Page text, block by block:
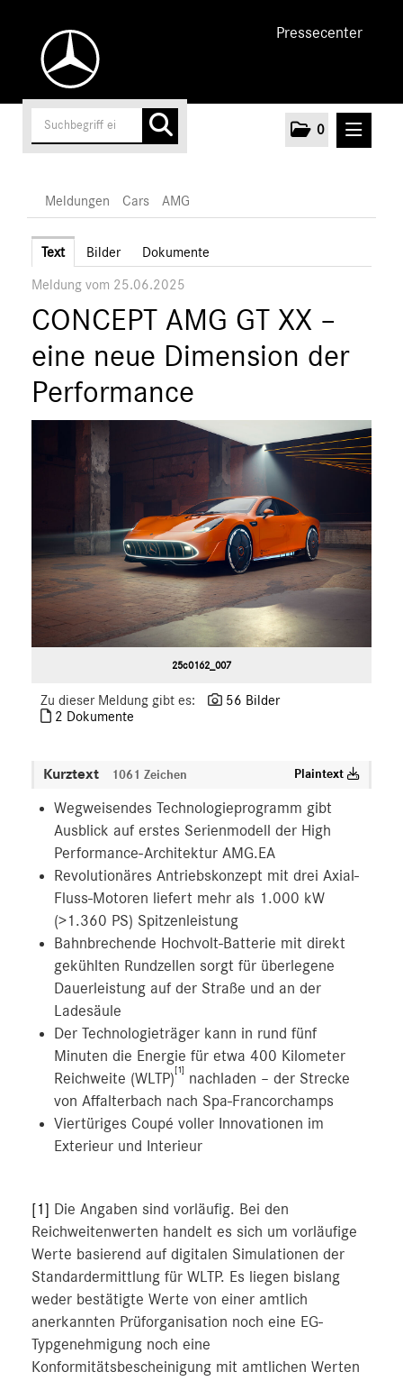
Pressecenter
0
Unternehmen
Cars
AMG
C-Klasse
E-Klasse
SLC
GLC
GLE
GT R
GT C
GT 4-Türer Coupé
Mercedes-Benz
smart
Vans
Marken & Produkte
MEDIA
ÜBER UNS
ANSPRECHPARTNER
Meldungen Cars AMG
Text Bilder Dokumente
Meldung vom 25.06.2025
CONCEPT AMG GT XX –
eine neue Dimension der
Performance
25c0162_007
Zu dieser Meldung gibt es:
56 Bilder
2 Dokumente
Kurztext 1061 Zeichen Plaintext
Wegweisendes Technologieprogramm gibt
Ausblick auf erstes Serienmodell der High
Performance-Architektur AMG.EA
Revolutionäres Antriebskonzept mit drei Axial-
Fluss-Motoren liefert mehr als 1.000 kW
(>1.360 PS) Spitzenleistung
Bahnbrechende Hochvolt-Batterie mit direkt
gekühlten Rundzellen sorgt für überlegene
Dauerleistung auf der Straße und an der
Ladesäule
Der Technologieträger kann in rund fünf
Minuten die Energie für etwa 400 Kilometer
Reichweite (WLTP)
[1]
nachladen – der Strecke
von Affalterbach nach Spa-Francorchamps
Viertüriges Coupé voller Innovationen im
Exterieur und Interieur
[1] Die Angaben sind vorläufig. Bei den
Reichweitenwerten handelt es sich um vorläufige
Werte basierend auf digitalen Simulationen der
Standardermittlung für WLTP. Es liegen bislang
weder bestätigte Werte von einer amtlich
anerkannten Prüforganisation noch eine EG-
Typgenehmigung noch eine
Konformitätsbescheinigung mit amtlichen Werten